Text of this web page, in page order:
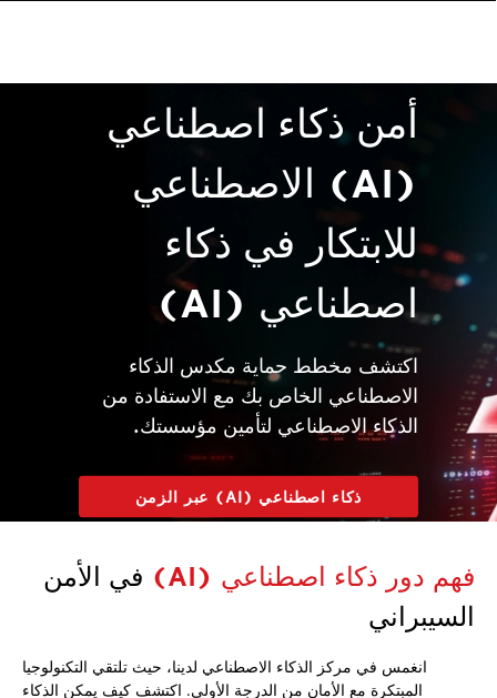
أمن ذكاء اصطناعي
(AI) الاصطناعي
للابتكار في ذكاء
اصطناعي (AI)
اكتشف مخطط حماية مكدس الذكاء
الاصطناعي الخاص بك مع الاستفادة من
الذكاء الاصطناعي لتأمين مؤسستك.
ذكاء اصطناعي (AI) عبر الزمن
فهم دور ذكاء اصطناعي (AI)
في الأمن
السيبراني
انغمس في مركز الذكاء الاصطناعي لدينا، حيث تلتقي التكنولوجيا
المبتكرة مع الأمان من الدرجة الأولى. اكتشف كيف يمكن الذكاء